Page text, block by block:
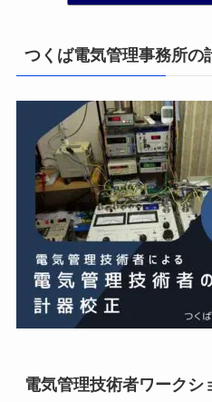
14位 私の電気主任技術者実
15位 橋口電工スタッフブロ
つくば電気管理事務所の
電気管理技術者ワークシ